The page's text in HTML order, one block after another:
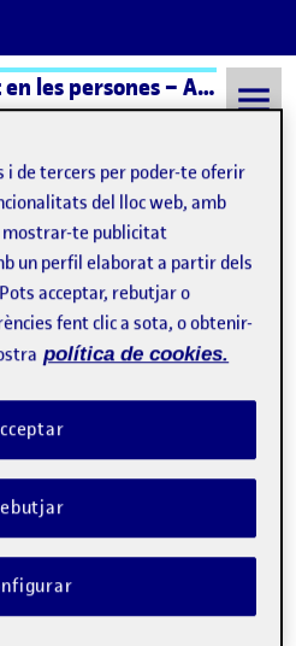
Disseny centrat en les persones – Aula 1
Juny, 2024
de síntesi
juny, 2024 12:27 pmel Pràctica 2 · Panell de síntesi
i de tercers per poder-te oferir
del lloc web, amb
te publicitat
un perfil elaborat a partir dels
acceptar, rebutjar o
fent clic a sota, o obtenir-
política de cookies.